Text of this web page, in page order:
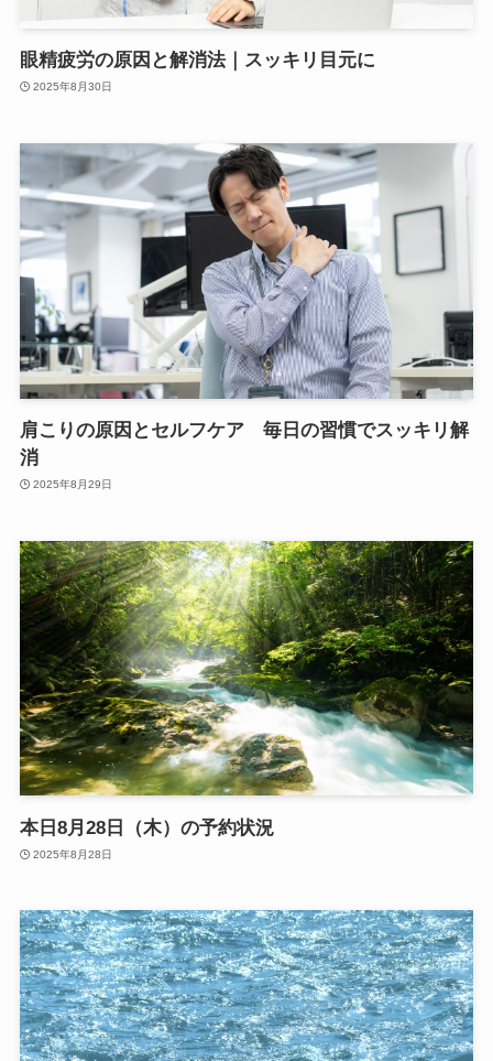
眼精疲労の原因と解消法｜スッキリ目元に
2025年8月30日
肩こりの原因とセルフケア 毎日の習慣でスッキリ解
消
2025年8月29日
本日8月28日（木）の予約状況
2025年8月28日